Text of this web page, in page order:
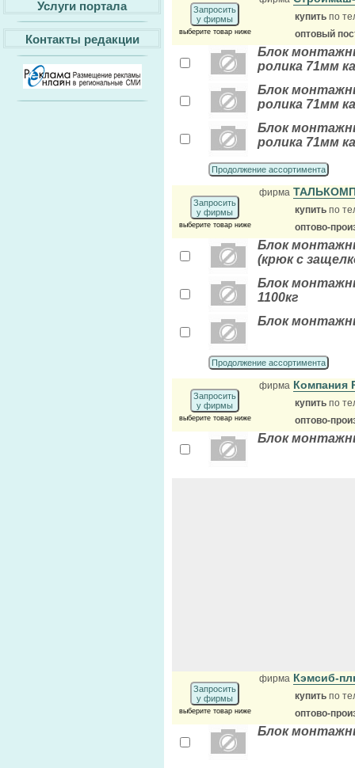
Услуги портала
Контакты редакции
Запросить
у фирмы
выберите товар ниже
купить по
оптовый
Блок
ролика 71мм
Блок
ролика 71мм
Блок
ролика 71мм
Продолжение ассортимента
Запросить
у фирмы
выберите товар ниже
фирма
купить по
оптово-
Блок
(крюк с
Блок
1100кг
Блок
Продолжение ассортимента
Запросить
у фирмы
выберите товар ниже
фирма Компания
купить по
оптово-
Блок
Запросить
у фирмы
выберите товар ниже
фирма Кэмсиб-
купить по
оптово-
Блок